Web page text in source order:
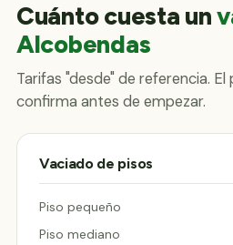
Cuánto cuesta un
Alcobendas
Tarifas "desde" de referencia.
confirma antes de empezar.
Vaciado de pisos
Piso pequeño
Piso mediano